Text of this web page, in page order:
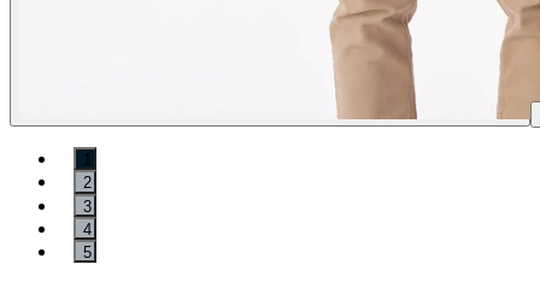
1
2
3
4
5